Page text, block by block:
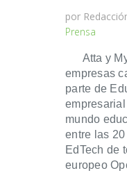
por
Prensa
Atta y
empresas
parte de
mundo
entre las
EdTech de
europeo